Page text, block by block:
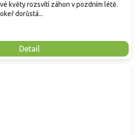
Detail
květy rozsvítí záhon v pozdním létě.
dorůstá...